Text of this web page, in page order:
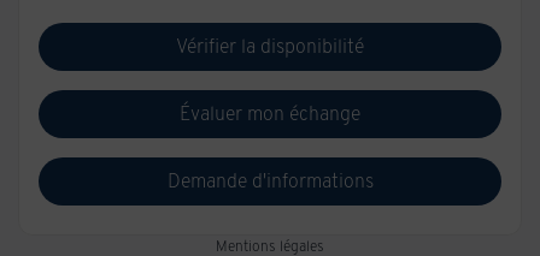
Vérifier la disponibilité
Évaluer mon échange
Demande d'informations
Mentions légales